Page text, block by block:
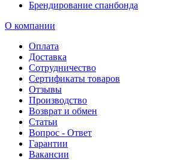
Брендирование спанбонда
О компании
Оплата
Доставка
Сотрудничество
Сертификаты товаров
Отзывы
Производство
Возврат и обмен
Статьи
Вопрос - Ответ
Гарантии
Вакансии